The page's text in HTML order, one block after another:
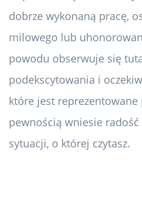
dobrze wykonaną pracę,
milowego lub
powodu obserwuje się
podekscytowania i
które jest reprezentowane
pewnością wniesie radość
sytuacji, o której czytasz.